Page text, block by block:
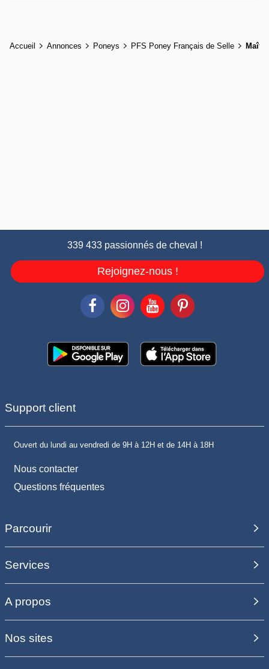
Accueil Annonces Poneys PFS Poney Français de Selle
339 433 passionnés de cheval !
Rejoignez-nous !
Support client
Ouvert du lundi au vendredi de 9H à 12H et de 14H à 18H
Nous contacter
Questions fréquentes
Parcourir
Services
A propos
Nos sites